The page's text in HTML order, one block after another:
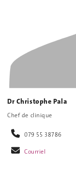
Dr Christophe Pala
Chef de clinique
079 55 38786
Courriel